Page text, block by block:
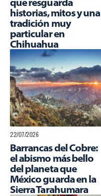
historias, mitos y una
tradición muy
particular en
Chihuahua
22/07/2026
Barrancas del Cobre:
el abismo más bello
del planeta que
México guarda en la
Sierra Tarahumara